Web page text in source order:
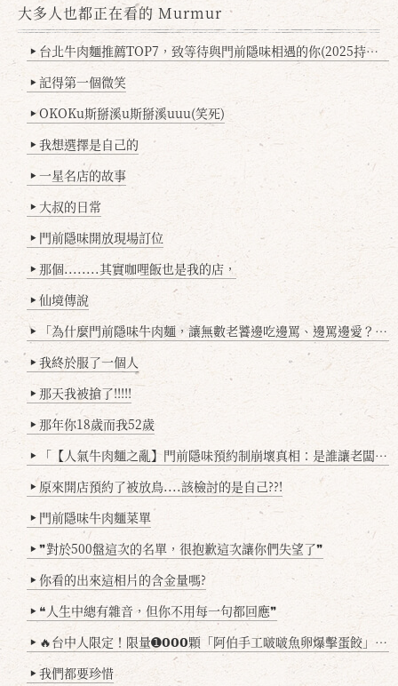
大多人也都正在看的 Murmur
▶ 台北牛肉麵推薦TOP7，致等待與門前隱味相遇的你(2025持續更新
▶ 記得第一個微笑
▶ OKOKu斯掰溪u斯掰溪uuu(笑死)
▶ 我想選擇是自己的
▶ 一星名店的故事
▶ 大叔的日常
▶ 門前隱味開放現場訂位
▶ 那個........其實咖哩飯也是我的店，
▶ 仙境傳說
▶ 「為什麼門前隱味牛肉麵，讓無數老饕邊吃邊罵、邊罵邊愛？小辣雞揭密！」
▶ 我終於服了一個人
▶ 那天我被搶了!!!!!
▶ 那年你18歲而我52歲
▶ 「【人氣牛肉麵之亂】門前隱味預約制崩壞真相：是誰讓老闆心灰意冷？」
▶ 原來開店預約了被放鳥....該檢討的是自己??!
▶ 門前隱味牛肉麵菜單
▶ ❞對於500盤這次的名單，很抱歉這次讓你們失望了❞
▶ 你看的出來這相片的含金量嗎?
▶ ❝人生中總有雜音，但你不用每一句都回應❞
▶ 🔥台中人限定！限量➊𝟬𝟬𝟬顆「阿伯手工啵啵魚卵爆擊蛋餃」台北已被搶爆2萬顆，最後名額門前隱味只留給你！🥟💥
▶ 我們都要珍惜